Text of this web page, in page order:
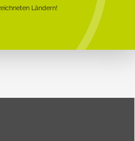
Ländern!